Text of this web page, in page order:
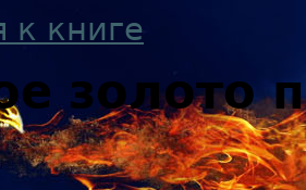
к книге